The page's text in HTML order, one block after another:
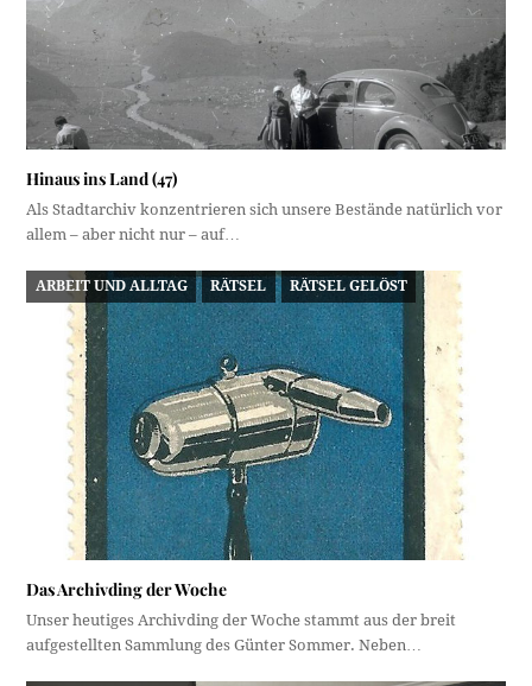
Hinaus ins Land (47)
Als Stadtarchiv konzentrieren sich unsere Bestände natürlich vor
allem – aber nicht nur – auf…
ARBEIT UND ALLTAG RÄTSEL RÄTSEL GELÖST
Das Archivding der Woche
Unser heutiges Archivding der Woche stammt aus der breit
aufgestellten Sammlung des Günter Sommer. Neben…